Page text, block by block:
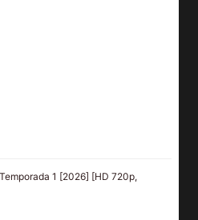
Temporada 1 [2026] [HD 720p,